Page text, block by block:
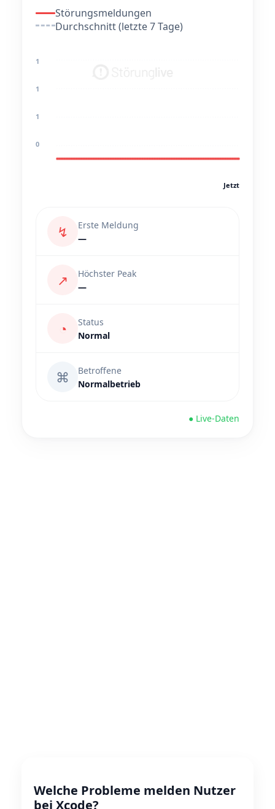
Störungsmeldungen
Durchschnitt (letzte 7 Tage)
1
1
1
0
Jetzt
↯
Erste Meldung
—
↗
Höchster Peak
—
◔
Status
Normal
⌘
Betroffene
Normalbetrieb
● Live-Daten
Welche Probleme melden Nutzer
bei Xcode?